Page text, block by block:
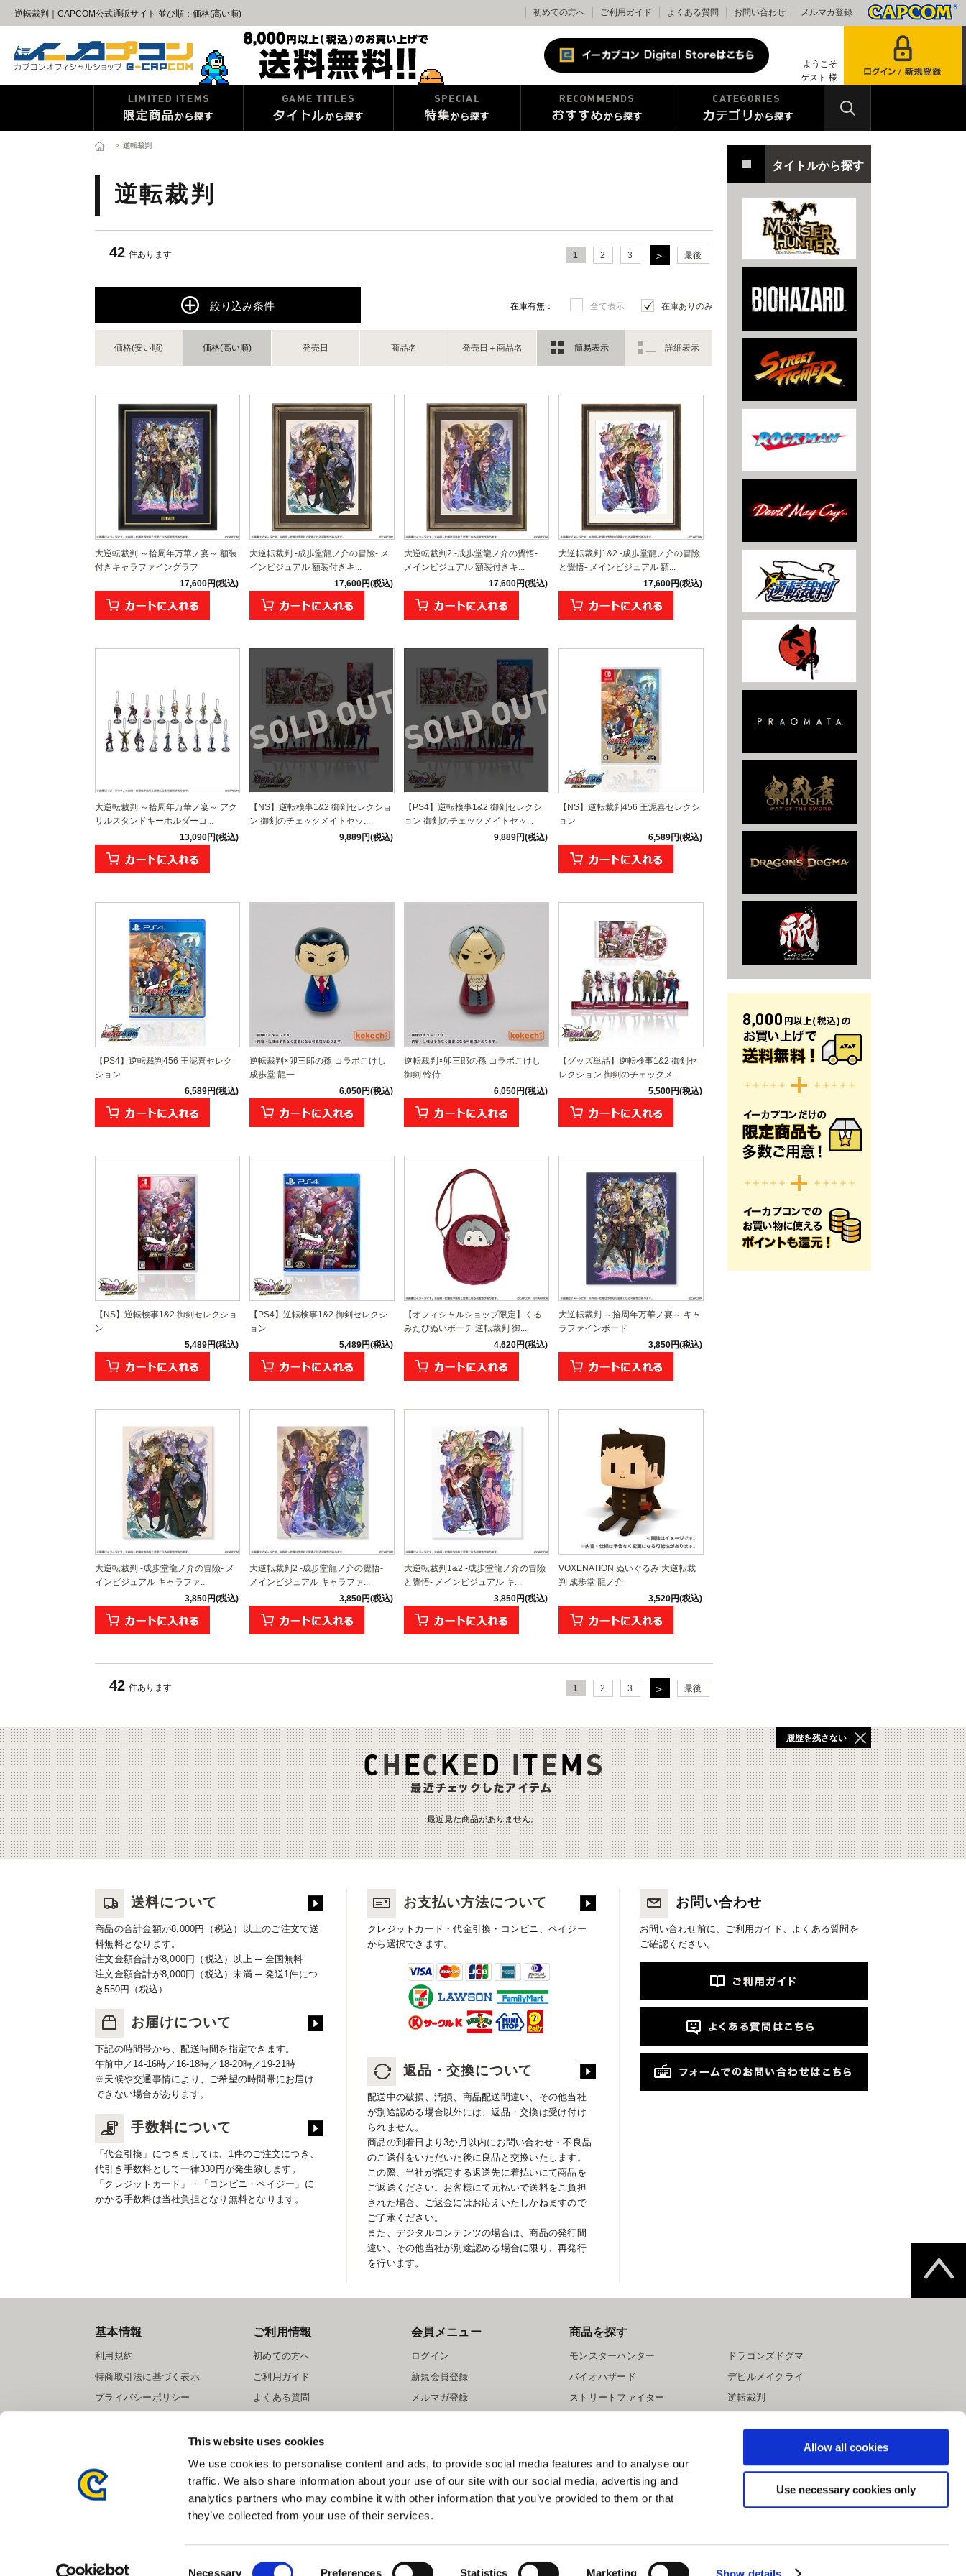
This website uses cookies
We use cookies to personalise content and ads, to provide social media features and to analyse our
traffic. We also share information about your use of our site with our social media, advertising and
analytics partners who may combine it with other information that you’ve provided to them or that
they’ve collected from your use of their services.
Necessary Preferences Statistics Marketing Show details
Allow all cookies
Use necessary cookies only
逆転裁判｜CAPCOM公式通販サイト 並び順：価格(高い順) 初めての方へ ご利用ガイド よくある質問 お問い合わせ メルマガ登録
ようこそ
ゲスト 様
> 逆転裁判
逆転裁判
42 件あります 1 2 3 最後
絞り込み条件 在庫有無： 全て表示 在庫ありのみ
価格(安い順) 価格(高い順) 発売日 商品名 発売日＋商品名 簡易表示 詳細表示
大逆転裁判 ～拾周年万華ノ宴～ 額装
付きキャラファイングラフ
17,600円(税込)
大逆転裁判 -成歩堂龍ノ介の冒險- メ
インビジュアル 額装付きキ...
17,600円(税込)
大逆転裁判2 -成歩堂龍ノ介の覺悟-
メインビジュアル 額装付きキ...
17,600円(税込)
大逆転裁判1&2 -成歩堂龍ノ介の冒險
と覺悟- メインビジュアル 額...
17,600円(税込)
大逆転裁判 ～拾周年万華ノ宴～ アク
リルスタンドキーホルダーコ...
13,090円(税込)
【NS】逆転検事1&2 御剣セレクショ
ン 御剣のチェックメイトセッ...
9,889円(税込)
【PS4】逆転検事1&2 御剣セレクシ
ョン 御剣のチェックメイトセッ...
9,889円(税込)
【NS】逆転裁判456 王泥喜セレクシ
ョン
6,589円(税込)
【PS4】逆転裁判456 王泥喜セレク
ション
6,589円(税込)
逆転裁判×卯三郎の孫 コラボこけし
成歩堂 龍一
6,050円(税込)
逆転裁判×卯三郎の孫 コラボこけし
御剣 怜侍
6,050円(税込)
【グッズ単品】逆転検事1&2 御剣セ
レクション 御剣のチェックメ...
5,500円(税込)
【NS】逆転検事1&2 御剣セレクショ
ン
5,489円(税込)
【PS4】逆転検事1&2 御剣セレクシ
ョン
5,489円(税込)
【オフィシャルショップ限定】くる
みたぴぬいポーチ 逆転裁判 御...
4,620円(税込)
大逆転裁判 ～拾周年万華ノ宴～ キャ
ラファインボード
3,850円(税込)
大逆転裁判 -成歩堂龍ノ介の冒險- メ
インビジュアル キャラファ...
3,850円(税込)
大逆転裁判2 -成歩堂龍ノ介の覺悟-
メインビジュアル キャラファ...
3,850円(税込)
大逆転裁判1&2 -成歩堂龍ノ介の冒險
と覺悟- メインビジュアル キ...
3,850円(税込)
VOXENATION ぬいぐるみ 大逆転裁
判 成歩堂 龍ノ介
3,520円(税込)
42 件あります 1 2 3 最後
タイトルから探す
最近見た商品がありません。
履歴を残さない
送料について
商品の合計金額が8,000円（税込）以上のご注文で送
料無料となります。
注文金額合計が8,000円（税込）以上 ─ 全国無料
注文金額合計が8,000円（税込）未満 ─ 発送1件につ
き550円（税込）
お届けについて
下記の時間帯から、配送時間を指定できます。
午前中／14-16時／16-18時／18-20時／19-21時
※天候や交通事情により、ご希望の時間帯にお届け
できない場合があります。
手数料について
「代金引換」につきましては、1件のご注文につき、
代引き手数料として一律330円が発生致します。
「クレジットカード」・「コンビニ・ペイジー」に
かかる手数料は当社負担となり無料となります。
お支払い方法について
クレジットカード・代金引換・コンビニ、ペイジー
から選択できます。
返品・交換について
配送中の破損、汚損、商品配送間違い、その他当社
が別途認める場合以外には、返品・交換は受け付け
られません。
商品の到着日より3か月以内にお問い合わせ・不良品
のご送付をいただいた後に良品と交換いたします。
この際、当社が指定する返送先に着払いにて商品を
ご返送ください。お客様にて元払いで送料をご負担
された場合、ご返金にはお応えいたしかねますので
ご了承ください。
また、デジタルコンテンツの場合は、商品の発行間
違い、その他当社が別途認める場合に限り、再発行
を行います。
お問い合わせ
お問い合わせ前に、ご利用ガイド、よくある質問を
ご確認ください。
基本情報
利用規約
特商取引法に基づく表示
プライバシーポリシー
ご利用情報
初めての方へ
ご利用ガイド
よくある質問
提携サイト募集
会員メニュー
ログイン
新規会員登録
メルマガ登録
商品を探す
モンスターハンター
バイオハザード
ストリートファイター
ドラゴンズドグマ
デビルメイクライ
逆転裁判
スマートフォン版を表示する